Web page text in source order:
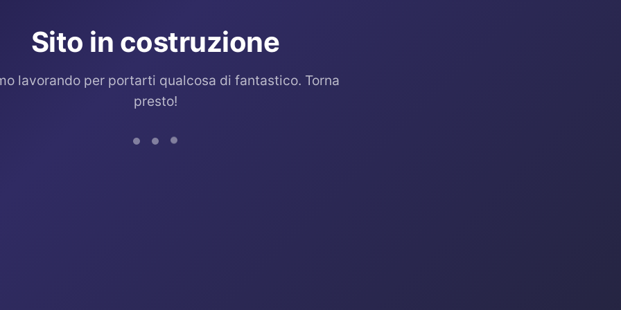
Sito in costruzione
lavorando per portarti qualcosa di fantastico. Torna
presto!